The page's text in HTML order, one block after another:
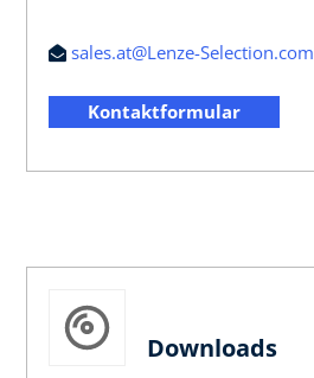
sales.at@Lenze-Selection.com
Kontaktformular
Downloads